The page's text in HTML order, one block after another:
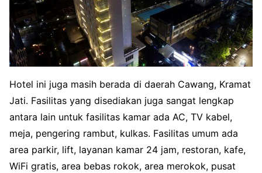
Hotel ini juga masih berada di daerah Cawang, Kramat
Jati. Fasilitas yang disediakan juga sangat lengkap
antara lain untuk fasilitas kamar ada AC, TV kabel,
meja, pengering rambut, kulkas. Fasilitas umum ada
area parkir, lift, layanan kamar 24 jam, restoran, kafe,
WiFi gratis, area bebas rokok, area merokok, pusat